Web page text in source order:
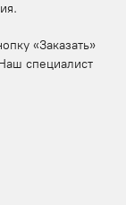
«Заказать»
специалист